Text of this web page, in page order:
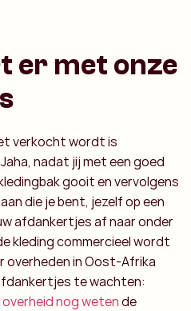
er met onze
verkocht wordt is
nadat jij met een goed
gooit en vervolgens
die je bent, jezelf op een
afdankertjes af naar onder
kleding commercieel wordt
overheden in Oost-Afrika
te wachten:
nog wetende